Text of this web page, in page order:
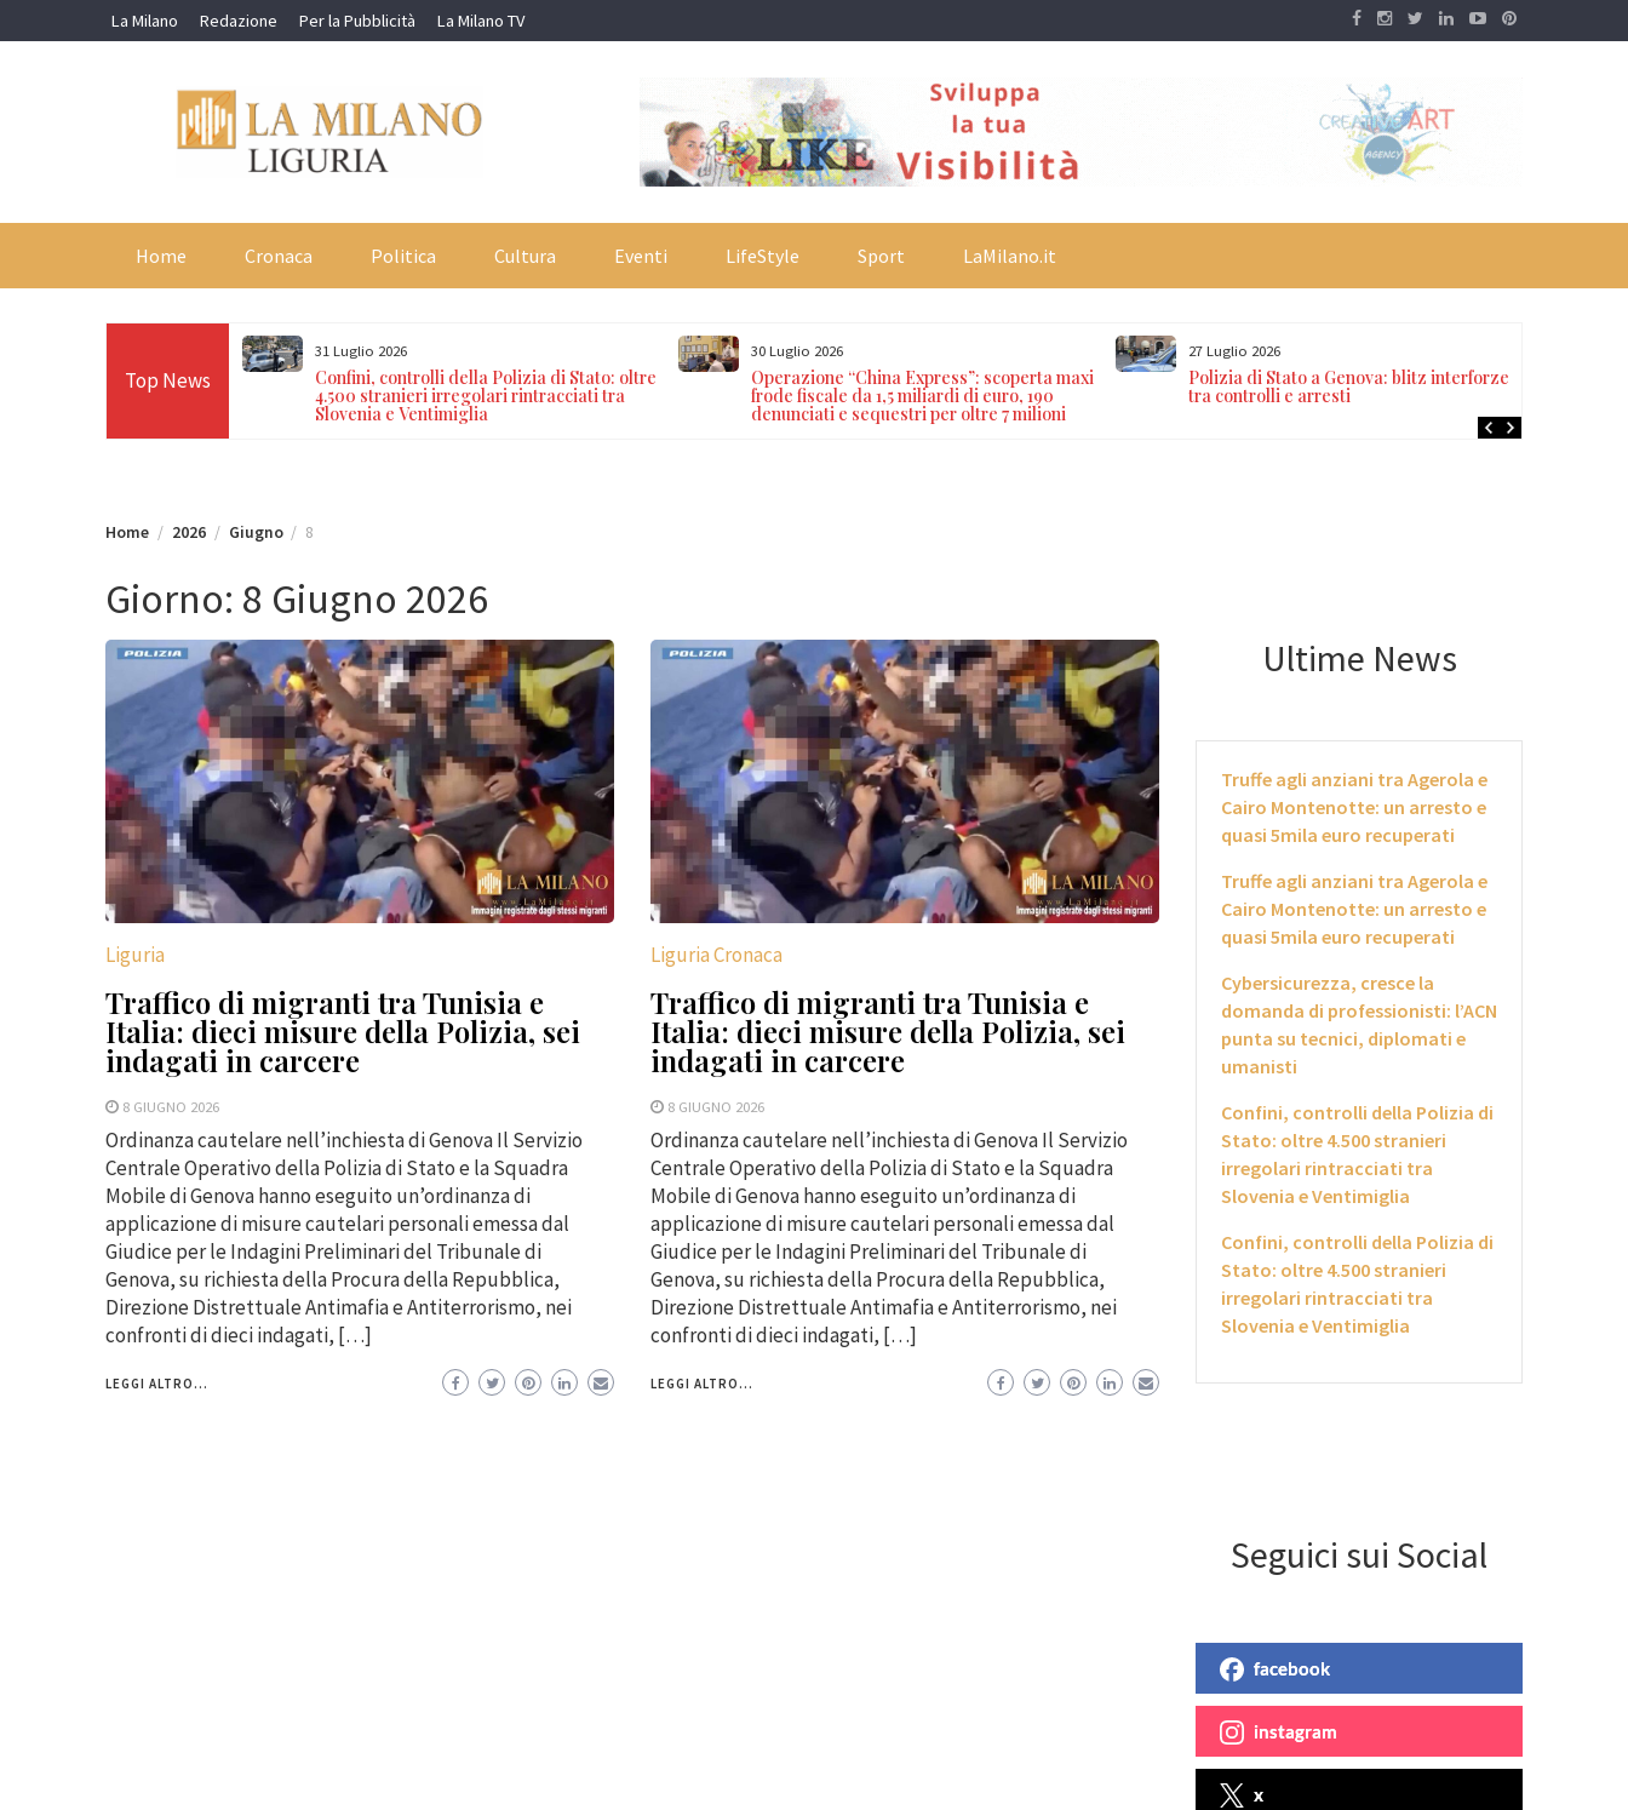
to
La Milano Redazione Per la Pubblicità La Milano TV
Home Cronaca Politica Cultura Eventi LifeStyle Sport LaMilano.it
Top News
tra Agerola e Cairo
e quasi 5mila euro
31 Luglio 2026
Confini, controlli della Polizia di Stato: oltre
4.500 stranieri irregolari rintracciati tra
Slovenia e Ventimiglia
30 Luglio 2026
Operazione “China Express”: scoperta maxi
frode fiscale da 1,5 miliardi di euro, 190
denunciati e sequestri per oltre 7 milioni
27 Luglio 2026
Polizia di Stato a Genova: blitz interforze
tra controlli e arresti
Home 2026 Giugno 8
Giorno: 8 Giugno 2026
Liguria
Traffico di migranti tra Tunisia e
Italia: dieci misure della Polizia, sei
indagati in carcere
8 GIUGNO 2026
Ordinanza cautelare nell’inchiesta di Genova Il Servizio
Centrale Operativo della Polizia di Stato e la Squadra
Mobile di Genova hanno eseguito un’ordinanza di
applicazione di misure cautelari personali emessa dal
Giudice per le Indagini Preliminari del Tribunale di
Genova, su richiesta della Procura della Repubblica,
Direzione Distrettuale Antimafia e Antiterrorismo, nei
confronti di dieci indagati, […]
LEGGI ALTRO...
Liguria Cronaca
Traffico di migranti tra Tunisia e
Italia: dieci misure della Polizia, sei
indagati in carcere
8 GIUGNO 2026
Ordinanza cautelare nell’inchiesta di Genova Il Servizio
Centrale Operativo della Polizia di Stato e la Squadra
Mobile di Genova hanno eseguito un’ordinanza di
applicazione di misure cautelari personali emessa dal
Giudice per le Indagini Preliminari del Tribunale di
Genova, su richiesta della Procura della Repubblica,
Direzione Distrettuale Antimafia e Antiterrorismo, nei
confronti di dieci indagati, […]
LEGGI ALTRO...
Ultime News
Truffe agli anziani tra Agerola e
Cairo Montenotte: un arresto e
quasi 5mila euro recuperati
Truffe agli anziani tra Agerola e
Cairo Montenotte: un arresto e
quasi 5mila euro recuperati
Cybersicurezza, cresce la
domanda di professionisti: l’ACN
punta su tecnici, diplomati e
umanisti
Confini, controlli della Polizia di
Stato: oltre 4.500 stranieri
irregolari rintracciati tra
Slovenia e Ventimiglia
Confini, controlli della Polizia di
Stato: oltre 4.500 stranieri
irregolari rintracciati tra
Slovenia e Ventimiglia
Seguici sui Social
facebook
instagram
x